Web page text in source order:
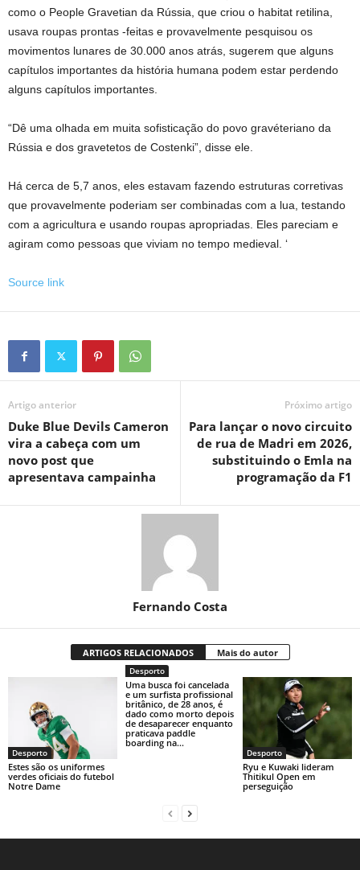
como o People Gravetian da Rússia, que criou o habitat retilina,
usava roupas prontas -feitas e provavelmente pesquisou os
movimentos lunares de 30.000 anos atrás, sugerem que alguns
capítulos importantes da história humana podem estar perdendo
alguns capítulos importantes.
“Dê uma olhada em muita sofisticação do povo gravéteriano da
Rússia e dos gravetetos de Costenki”, disse ele.
Há cerca de 5,7 anos, eles estavam fazendo estruturas corretivas
que provavelmente poderiam ser combinadas com a lua, testando
com a agricultura e usando roupas apropriadas. Eles pareciam e
agiram como pessoas que viviam no tempo medieval. ‘
Source link
Artigo anterior
Duke Blue Devils Cameron
vira a cabeça com um
novo post que
apresentava campainha
Próximo artigo
Para lançar o novo circuito
de rua de Madri em 2026,
substituindo o Emla na
programação da F1
Fernando Costa
ARTIGOS RELACIONADOS Mais do autor
Desporto
Estes são os uniformes
verdes oficiais do futebol
Notre Dame
Desporto
Uma busca foi cancelada
e um surfista profissional
britânico, de 28 anos, é
dado como morto depois
de desaparecer enquanto
praticava paddle
boarding na...
Desporto
Ryu e Kuwaki lideram
Thitikul Open em
perseguição